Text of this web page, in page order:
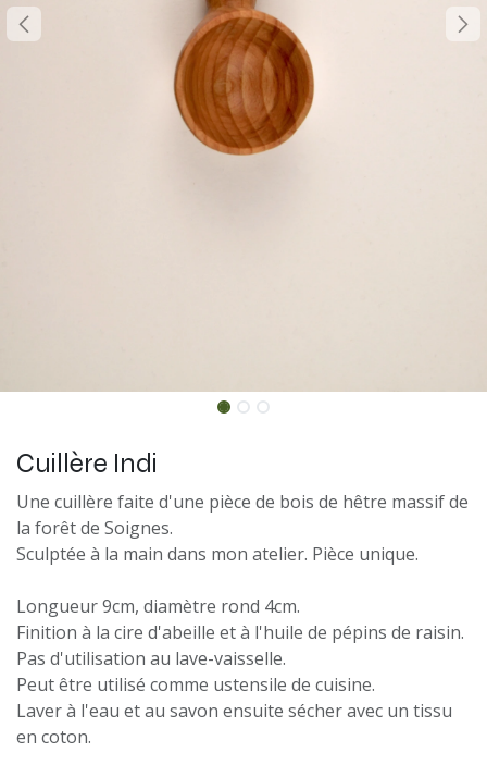
Cuillère Indi
Une cuillère faite d'une pièce de bois de hêtre massif de
la forêt de Soignes.
Sculptée à la main dans mon atelier. Pièce unique.
Longueur 9cm, diamètre rond 4cm.
Finition à la cire d'abeille et à l'huile de pépins de raisin.
Pas d'utilisation au lave-vaisselle.
Peut être utilisé comme ustensile de cuisine.
Laver à l'eau et au savon ensuite sécher avec un tissu
en coton.